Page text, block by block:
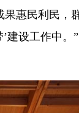
惠民利民，
建设工作中。